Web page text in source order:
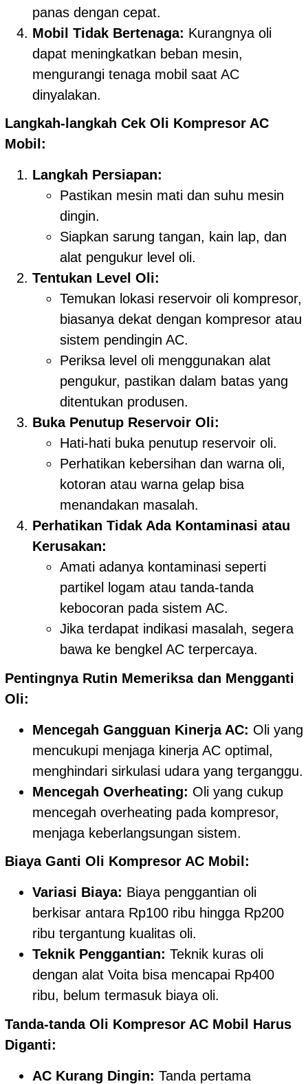
panas dengan cepat.
Mobil Tidak Bertenaga: Kurangnya oli
dapat meningkatkan beban mesin,
mengurangi tenaga mobil saat AC
dinyalakan.
Langkah-langkah Cek Oli Kompresor AC
Mobil:
Langkah Persiapan:
Pastikan mesin mati dan suhu mesin
dingin.
Siapkan sarung tangan, kain lap, dan
alat pengukur level oli.
Tentukan Level Oli:
Temukan lokasi reservoir oli kompresor,
biasanya dekat dengan kompresor atau
sistem pendingin AC.
Periksa level oli menggunakan alat
pengukur, pastikan dalam batas yang
ditentukan produsen.
Buka Penutup Reservoir Oli:
Hati-hati buka penutup reservoir oli.
Perhatikan kebersihan dan warna oli,
kotoran atau warna gelap bisa
menandakan masalah.
Perhatikan Tidak Ada Kontaminasi atau
Kerusakan:
Amati adanya kontaminasi seperti
partikel logam atau tanda-tanda
kebocoran pada sistem AC.
Jika terdapat indikasi masalah, segera
bawa ke bengkel AC terpercaya.
Pentingnya Rutin Memeriksa dan Mengganti
Oli:
Mencegah Gangguan Kinerja AC: Oli yang
mencukupi menjaga kinerja AC optimal,
menghindari sirkulasi udara yang terganggu.
Mencegah Overheating: Oli yang cukup
mencegah overheating pada kompresor,
menjaga keberlangsungan sistem.
Biaya Ganti Oli Kompresor AC Mobil:
Variasi Biaya: Biaya penggantian oli
berkisar antara Rp100 ribu hingga Rp200
ribu tergantung kualitas oli.
Teknik Penggantian: Teknik kuras oli
dengan alat Voita bisa mencapai Rp400
ribu, belum termasuk biaya oli.
Tanda-tanda Oli Kompresor AC Mobil Harus
Diganti:
AC Kurang Dingin: Tanda pertama